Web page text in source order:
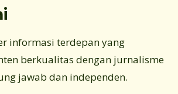
informasi terdepan yang
berkualitas dengan jurnalisme
jawab dan independen.